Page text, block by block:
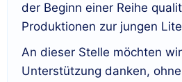
der Beginn einer Reihe
Produktionen zur jungen
An dieser Stelle möchten
Unterstützung danken,